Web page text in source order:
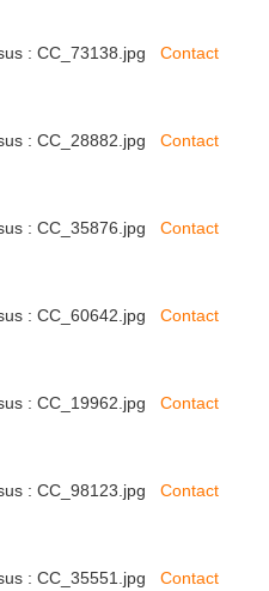
: CC_73138.jpg Contact
: CC_28882.jpg Contact
: CC_35876.jpg Contact
: CC_60642.jpg Contact
: CC_19962.jpg Contact
: CC_98123.jpg Contact
: CC_35551.jpg Contact